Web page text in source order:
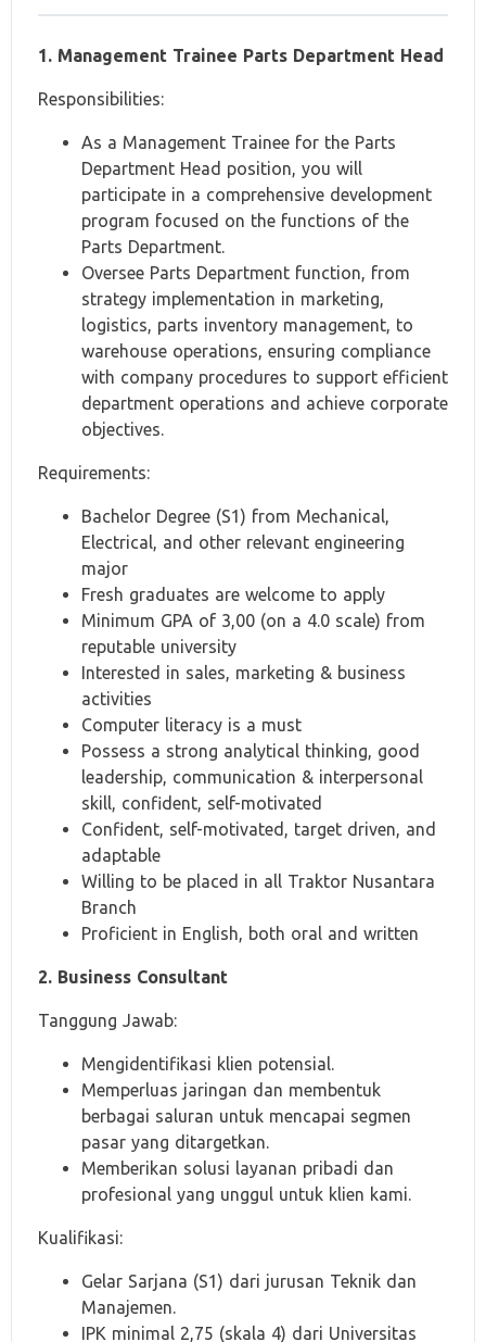
1. Management Trainee Parts Department Head
Responsibilities:
As a Management Trainee for the Parts
Department Head position, you will
participate in a comprehensive development
program focused on the functions of the
Parts Department.
Oversee Parts Department function, from
strategy implementation in marketing,
logistics, parts inventory management, to
warehouse operations, ensuring compliance
with company procedures to support efficient
department operations and achieve corporate
objectives.
Requirements:
Bachelor Degree (S1) from Mechanical,
Electrical, and other relevant engineering
major
Fresh graduates are welcome to apply
Minimum GPA of 3,00 (on a 4.0 scale) from
reputable university
Interested in sales, marketing & business
activities
Computer literacy is a must
Possess a strong analytical thinking, good
leadership, communication & interpersonal
skill, confident, self-motivated
Confident, self-motivated, target driven, and
adaptable
Willing to be placed in all Traktor Nusantara
Branch
Proficient in English, both oral and written
2. Business Consultant
Tanggung Jawab:
Mengidentifikasi klien potensial.
Memperluas jaringan dan membentuk
berbagai saluran untuk mencapai segmen
pasar yang ditargetkan.
Memberikan solusi layanan pribadi dan
profesional yang unggul untuk klien kami.
Kualifikasi:
Gelar Sarjana (S1) dari jurusan Teknik dan
Manajemen.
IPK minimal 2,75 (skala 4) dari Universitas